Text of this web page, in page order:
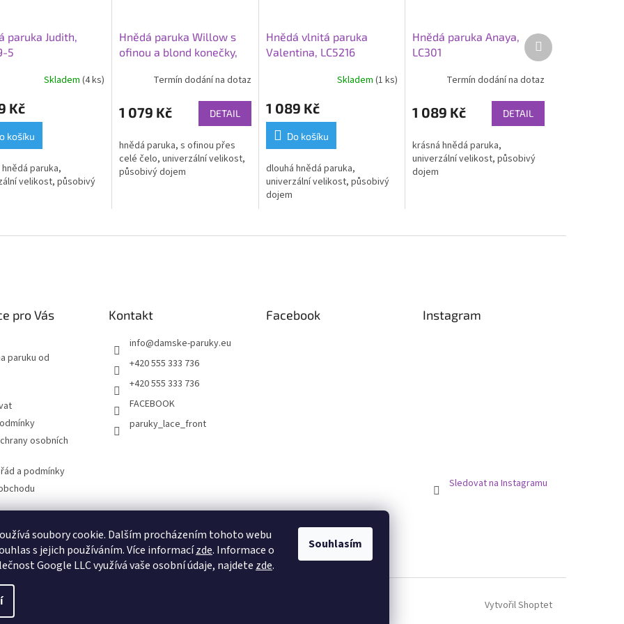
soubory cookie. Dalším procházením tohoto webu
s jejich používáním. Více informacízde. Informace o
Google LLC využívá vaše osobní údaje, najdete zde.
Souhlasím
paruka Judith,
5
Skladem (4 ks)
Kč
košíku
paruka,
velikost, působivý
Hnědá paruka Willow s
ofinou a blond konečky,
Termín dodání na dotaz
1 079 Kč DETAIL
hnědá paruka, s ofinou přes
celé čelo, univerzální velikost,
působivý dojem
Hnědá vlnitá paruka
Valentina, LC5216
Skladem(1 ks)
1 089 Kč
Do košíku
dlouhá hnědá paruka,
univerzální velikost, působivý
dojem
Hnědá paruka Anaya,
LC301
Termín dodání na dotaz
1 089 Kč DETAIL
krásná hnědá paruka,
univerzální velikost, působivý
dojem
Další
produkt
pro Vás
paruku od
osobních
a podmínky
Kontakt
info@damske-paruky.eu
+420 555 333 736
+420 555 333 736
FACEBOOK
paruky_lace_front
Facebook Instagram
Sledovat na Instagramu
www.damske-paruky.eu
Vytvořil Shoptet